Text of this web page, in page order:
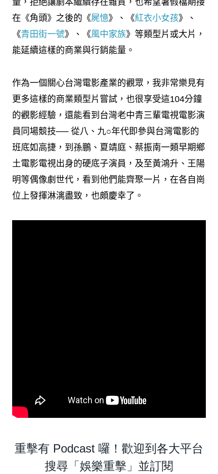
量，拒絕讓劇本繼續存在雜質，也希望暑假檔期接
在《角頭》之後的《屍憶》、《紅衣小女孩》、
《青田街一號》、《風中家族》等類型片或大片，
能延續這樣的商業與行銷能量。
作為一個關心台灣電影產業的觀眾，我非常樂見有
更多這樣的商業類型片嘗試，也很享受這104分鐘
的觀影經驗，還能看到台灣老中青三輩電視電影演
員同場競技── 從八、九○年代即參與台灣電影的
班底如高捷，到孫鵬、夏靖庭、蔡振南一類早期鄉
土電影電視出身的硬底子演員，及至黃鴻升、王陽
明等偶像劇世代，看到他們能齊聚一片，在各自崗
位上發揮淋漓盡致，也頗慶幸了。
重擊有 Podcast 囉！歡迎到各大平台
搜尋「娛樂重擊」並訂閱